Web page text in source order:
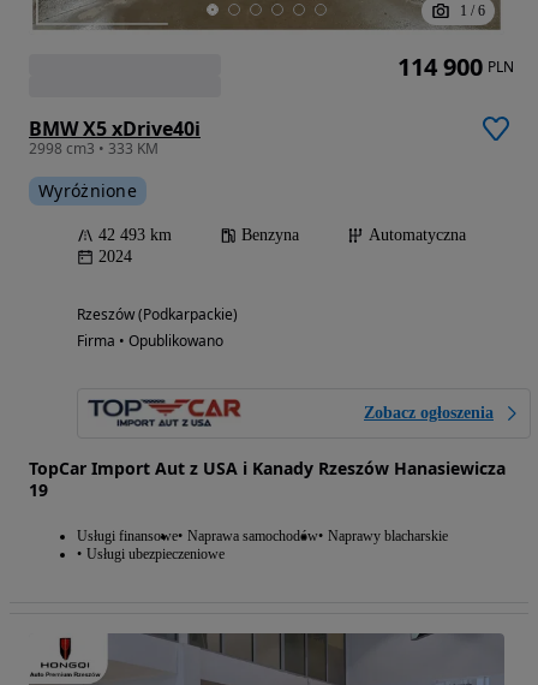
1 / 6
BMW X5 xDrive40i
2998 cm3 • 333 KM
Wyróżnione
42 493 km Benzyna
Automatyczna
2024
Rzeszów (Podkarpackie)
Firma • Opublikowano
Zobacz ogłoszenia
TopCar Import Aut z USA i Kanady Rzeszów Hanasiewicza
19
Usługi finansowe Naprawa samochodów Naprawy blacharskie
Usługi ubezpieczeniowe
114 900 PLN